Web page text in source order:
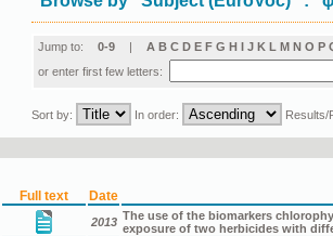
Jump to: 0-9 | A B C D E F G H I J K L M N O P
or enter first few letters:
Sort by: In order: Results/
Full text
Date
2013 The use of the biomarkers
exposure of two herbicides with